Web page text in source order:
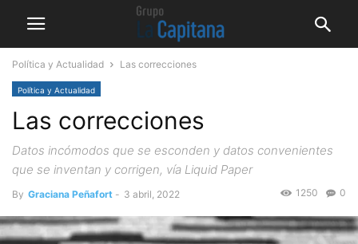
Política y Actualidad Las correcciones
Política y Actualidad
Las correcciones
Datos incómodos que se esconden y datos convenientes
que se inventan y corrigen, vía Liquid Paper
By Graciana Peñafort - 3 abril, 2022 0
1250